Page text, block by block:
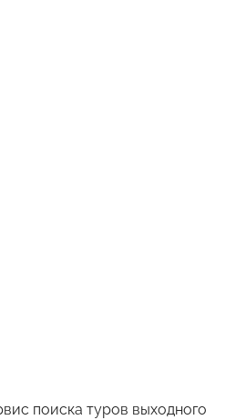
поиска туров выходного